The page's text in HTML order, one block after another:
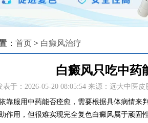
： 首页 > 白癜风治疗
白癜风只吃中药
表于：2026-05-20 08:05:54 来源：远大中医皮
靠服用中药能否痊愈，需要根据具体病情来
作用，但很难实现完全复色白癜风属于顽固